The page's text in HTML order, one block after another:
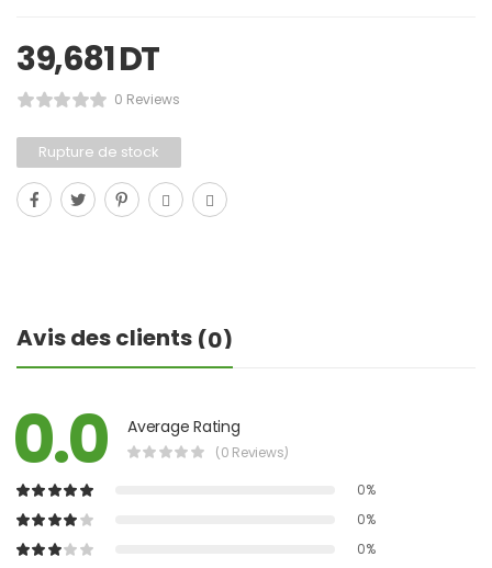
39,681DT
0 Reviews
Rupture de stock
Avis des clients (0)
0.0 Average Rating
(0 Reviews)
0%
0%
0%